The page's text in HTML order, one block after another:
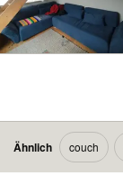
Ähnlich couch